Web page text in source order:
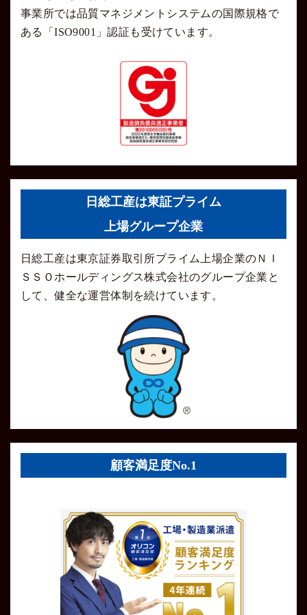
事業所では品質マネジメントシステムの国際規格で
ある「ISO9001」認証も受けています。
日総工産は東証プライム
上場グループ企業
日総工産は東京証券取引所プライム上場企業のＮＩ
ＳＳＯホールディングス株式会社のグループ企業と
して、健全な運営体制を続けています。
顧客満足度No.1